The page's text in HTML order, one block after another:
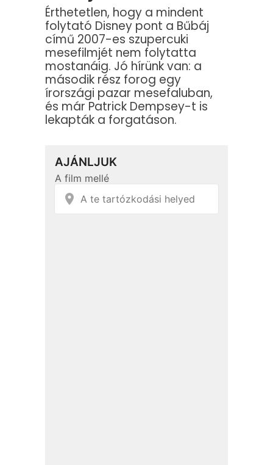
Érthetetlen, hogy a mindent
folytató Disney pont a Bűbáj
című 2007-es szupercuki
mesefilmjét nem folytatta
mostanáig. Jó hírünk van: a
második rész forog egy
írországi pazar mesefaluban,
és már Patrick Dempsey-t is
lekapták a forgatáson.